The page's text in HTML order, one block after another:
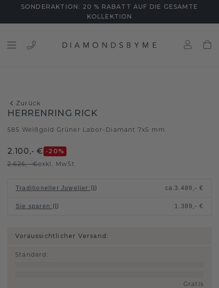
SONDERAKTION: 20 % RABATT AUF DIE GESAMTE
KOLLEKTION
Zurück
HERRENRING RICK
585 Weißgold Grüner Labor-Diamant 7x5 mm
2.100,- € -20 %
2.625,- €exkl. MwSt
Traditioneller Juwelier : ca.3.489,- €
Sie sparen : 1.389,- €
Voraussichtlicher Versand:
Standard :
Gratis